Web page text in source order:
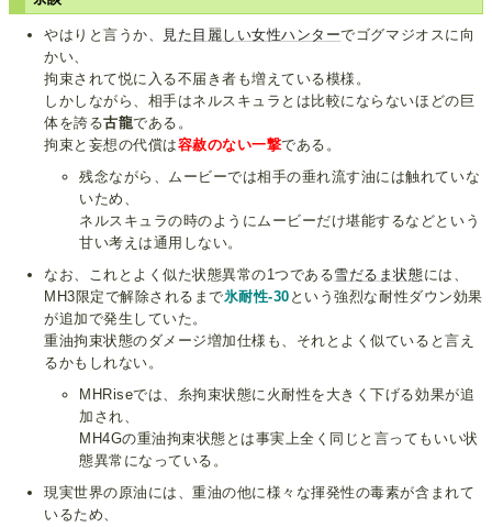
やはりと言うか、 見た目麗しい女性ハンターでゴグマジオスに向
かい、
拘束されて悦に入る不届き者も増えている模様。
しかしながら、相手はネルスキュラとは比較にならないほどの巨
体を誇る古龍である。
拘束と妄想の代償は容赦のない一撃である。
残念ながら、ムービーでは相手の垂れ流す油には触れていな
いため、
ネルスキュラの時のようにムービーだけ堪能するなどという
甘い考えは通用しない。
なお、これとよく似た状態異常の1つである雪だるま状態には、
MH3限定で解除されるまで氷耐性-30 という強烈な耐性ダウン効果
が追加で発生していた。
重油拘束状態のダメージ増加仕様も、それとよく似ていると言え
るかもしれない。
MHRiseでは、糸拘束状態に火耐性を大きく下げる効果が追
加され、
MH4Gの重油拘束状態とは事実上全く同じと言ってもいい状
態異常になっている。
現実世界の原油には、重油の他に様々な揮発性の毒素が含まれて
いるため、